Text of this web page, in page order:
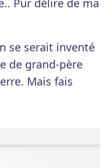
Pur délire de ma
se serait inventé
de grand-père
Mais fais